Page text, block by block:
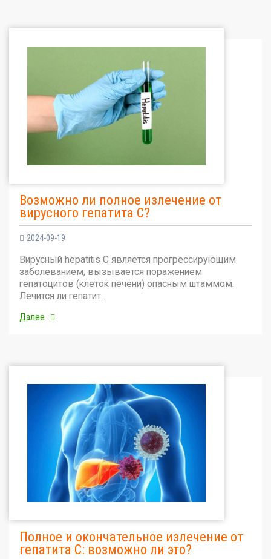
Возможно ли полное излечение от
вирусного гепатита С?
2024-09-19
Вирусный hepatitis C является прогрессирующим
заболеванием, вызывается поражением
гепатоцитов (клеток печени) опасным штаммом.
Лечится ли гепатит…
Далее
Полное и окончательное излечение от
гепатита С: возможно ли это?